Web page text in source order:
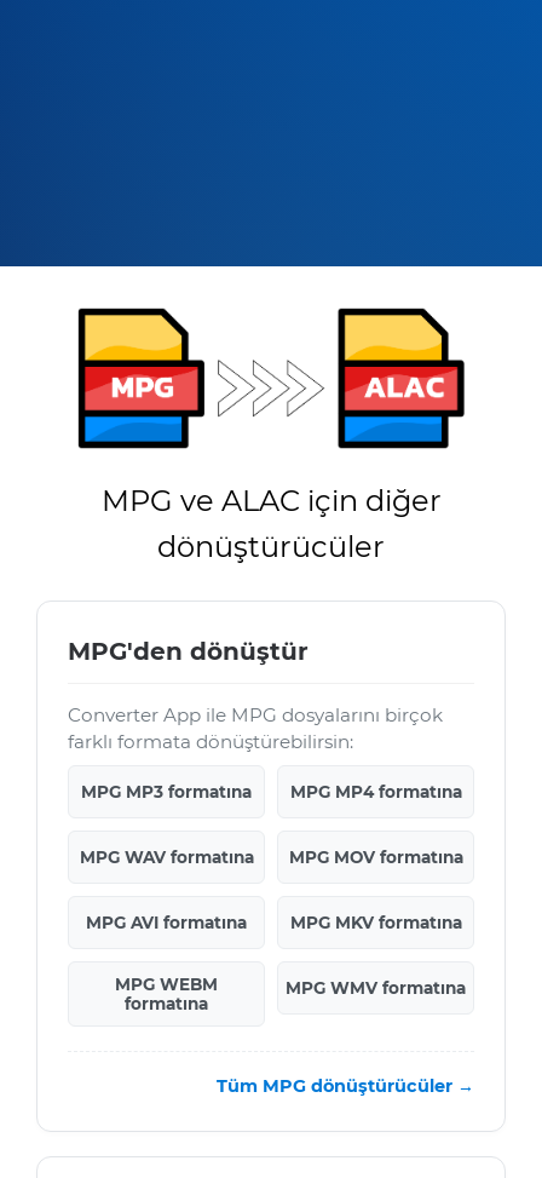
MPG ve ALAC için diğer
dönüştürücüler
MPG'den dönüştür
Converter App ile MPG dosyalarını birçok
farklı formata dönüştürebilirsin:
MPG MP3 formatına MPG MP4 formatına
MPG WAV formatına MPG MOV formatına
MPG AVI formatına MPG MKV formatına
MPG WEBM
formatına
MPG WMV formatına
Tüm MPG dönüştürücüler →